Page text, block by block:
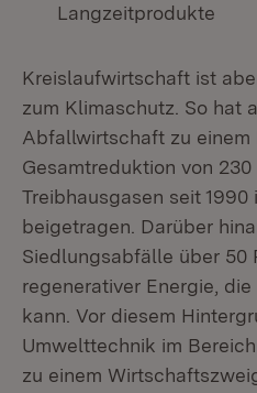
Langzeitprodukte
Kreislaufwirtschaft ist
zum Klimaschutz. So hat
Abfallwirtschaft zu einem
Gesamtreduktion von
Treibhausgasen seit 1990
beigetragen. Darüber
Siedlungsabfälle über 50
regenerativer Energie,
kann. Vor diesem
Umwelttechnik im
zu einem